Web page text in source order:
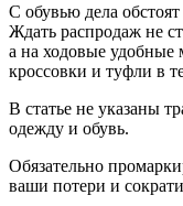
С обувью дела
Ждать распродаж не
а на ходовые
кроссовки и туфли в
В статье не указаны
одежду и обувь.
Обязательно
ваши потери и